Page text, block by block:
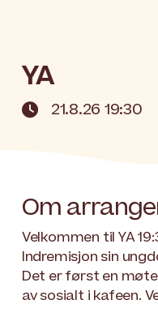
YA
 21.8.26 19:30
Om
Velkommen til YA
Indremisjon sin
Det er først en
av sosialt i kafeen.